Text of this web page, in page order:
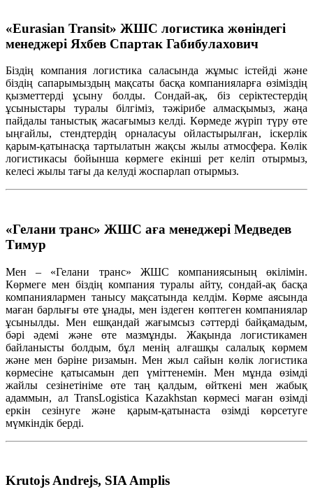
«Eurasian Transit» ЖШС логистика жөніндегі
менеджері Яхбев Спартак Габибулахович
Біздің компания логистика саласында жұмыс істейді және
біздің сапарымыздың мақсаты басқа компанияларға өзіміздің
қызметтерді ұсыну болды. Сондай-ақ, біз серіктестердің
ұсыныстары туралы білгіміз, тәжірибе алмасқымыз, жаңа
пайдалы таныстық жасағымыз келді. Көрмеде жүріп түру өте
ыңғайлы, стендтердің орналасуы ойластырылған, іскерлік
қарым-қатынасқа тартылатын жақсы жылы атмосфера. Көлік
логистикасы бойынша көрмеге екінші рет келіп отырмыз,
келесі жылы тағы да келуді жоспарлап отырмыз.
«Гелани транс» ЖШС аға менеджері Медведев
Тимур
Мен – «Гелани транс» ЖШС компаниясының өкілімін.
Көрмеге мен біздің компания туралы айту, сондай-ақ басқа
компаниялармен танысу мақсатында келдім. Көрме аясында
маған барлығы өте ұнады, мен іздеген көптеген компаниялар
ұсынылды. Мен ешқандай жағымсыз сәттерді байқамадым,
бәрі әдемі және өте мазмұнды. Жақында логистикамен
байланысты болдым, бұл менің алғашқы салалық көрмем
және мен бәріне ризамын. Мен жыл сайын көлік логистика
көрмесіне қатысамын деп үміттенемін. Мен мұнда өзімді
жайлы сезінетініме өте таң қалдым, өйткені мен жабық
адаммын, ал TransLogistica Kazakhstan көрмесі маған өзімді
еркін сезінуге және қарым-қатынаста өзімді көрсетуге
мүмкіндік берді.
Krutojs Andrejs, SIA Amplis